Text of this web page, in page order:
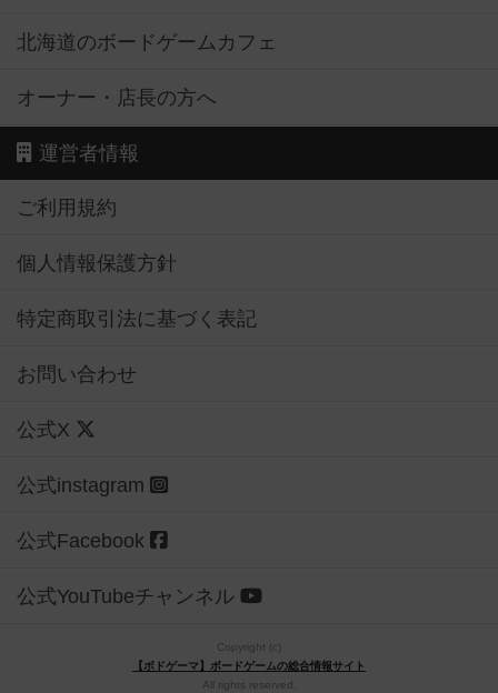
北海道のボードゲームカフェ
オーナー・店長の方へ
運営者情報
ご利用規約
個人情報保護方針
特定商取引法に基づく表記
お問い合わせ
公式X
公式instagram
公式Facebook
公式YouTubeチャンネル
Copyright (c)
【ボドゲーマ】ボードゲームの総合情報サイト
All rights reserved.